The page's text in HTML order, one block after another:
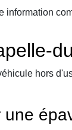
information
hors
une